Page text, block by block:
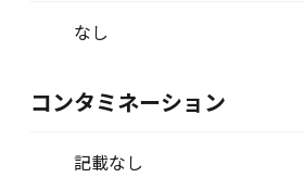
なし
コンタミネーション
記載なし